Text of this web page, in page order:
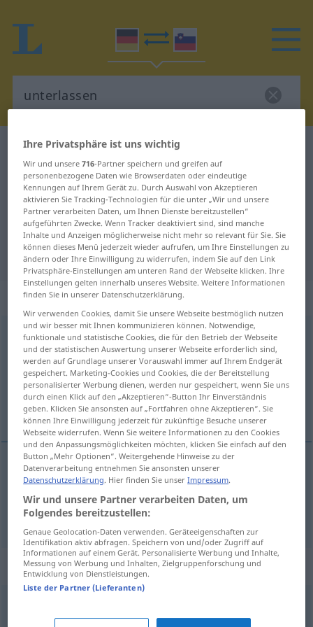
Deutsch-Slowenisch Wörterbuch
Deutsch-Slowenisch Übersetzung
für "unterlassen"
"unterlassen" Slowenisch
Übersetzung
„unterlassen“
unterlassen
Übersicht aller Übersetzungen
(Für mehr Details die Übersetzung anklicken/antippen)
opustíti, ne naredíti
opustítipf unterlassen
nenaredítipf (GEN) unterlassen
Synonyme für "unterlassen"
Ihre Privatsphäre ist uns wichtig
Wir und unsere716-Partner speichern und greifen auf
personenbezogene Daten wie Browserdaten oder eindeutige
Kennungen auf Ihrem Gerät zu. Durch Auswahl von Akzeptieren
aktivieren Sie Tracking-Technologien für die unter „Wir und unsere
Partner verarbeiten Daten, um Ihnen Dienste bereitzustellen“
aufgeführten Zwecke. Wenn Tracker deaktiviert sind, sind manche
Inhalte und Anzeigen möglicherweise nicht mehr so relevant für Sie. Sie
können dieses Menü jederzeit wieder aufrufen, um Ihre Einstellungen zu
ändern oder Ihre Einwilligung zu widerrufen, indem Sie auf den Link
Privatsphäre-Einstellungen am unteren Rand der Webseite klicken. Ihre
Einstellungen gelten innerhalb unseres Website. Weitere Informationen
finden Sie in unserer Datenschutzerklärung.
Wir verwenden Cookies, damit Sie unsere Webseite bestmöglich nutzen
und wir besser mit Ihnen kommunizieren können. Notwendige,
funktionale und statistische Cookies, die für den Betrieb der Webseite
und der statistischen Auswertung unserer Webseite erforderlich sind,
werden auf Grundlage unserer Vorauswahl immer auf Ihrem Endgerät
gespeichert. Marketing-Cookies und Cookies, die der Bereitstellung
personalisierter Werbung dienen, werden nur gespeichert, wenn Sie uns
durch einen Klick auf den „Akzeptieren“-Button Ihr Einverständnis
geben. Klicken Sie ansonsten auf „Fortfahren ohne Akzeptieren“. Sie
können Ihre Einwilligung jederzeit für zukünftige Besuche unserer
Webseite widerrufen. Wenn Sie weitere Informationen zu den Cookies
und den Anpassungsmöglichkeiten möchten, klicken Sie einfach auf den
Button „Mehr Optionen“. Weitergehende Hinweise zu der
Datenverarbeitung entnehmen Sie ansonsten unserer
Datenschutzerklärung. Hier finden Sie unserImpressum.
Wir und unsere Partner verarbeiten Daten, um
Folgendes bereitzustellen:
Genaue Geolocation-Daten verwenden. Geräteeigenschaften zur
Identifikation aktiv abfragen. Speichern von und/oder Zugriff auf
Informationen auf einem Gerät. Personalisierte Werbung und Inhalte,
Messung von Werbung und Inhalten, Zielgruppenforschung und
Entwicklung von Dienstleistungen.
Liste der Partner (Lieferanten)